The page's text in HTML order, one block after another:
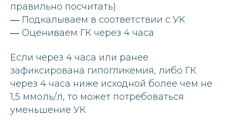
правильно посчитать)
― Подкалываем в соответствии с УК
― Оцениваем ГК через 4 часа
Если через 4 часа или ранее
зафиксирована гипогликемия, либо ГК
через 4 часа ниже исходной более чем не
1,5 ммоль/л, то может потребоваться
уменьшение УК